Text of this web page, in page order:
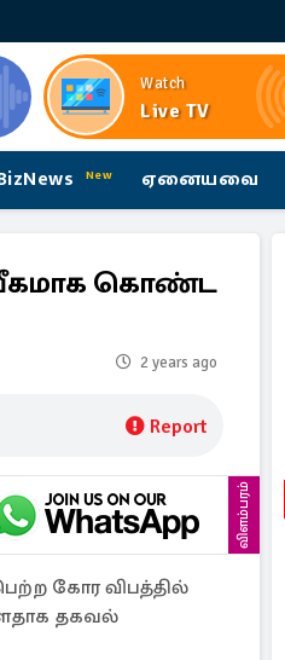
Watch
Live TV
New ஏனையவை
கொண்ட
2 years ago
Report
விளம்பரம்
கோர விபத்தில்
தகவல்